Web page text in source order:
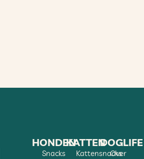
HONDEN
Snacks
KATTEN
Kattensnacks
DOGLIFE
Over